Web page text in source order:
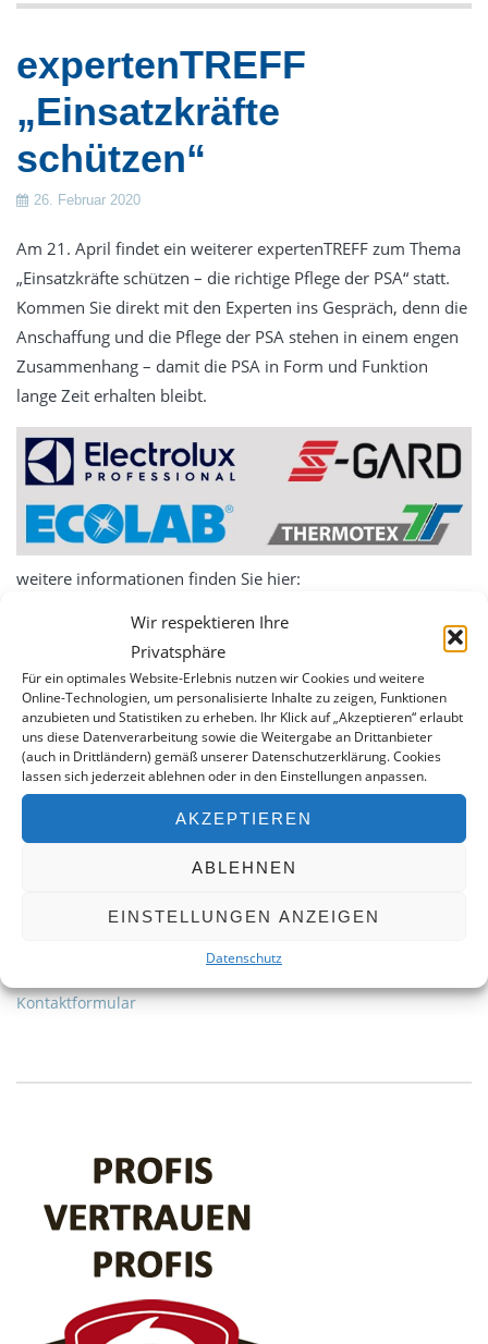
Wir respektieren Ihre
Privatsphäre
Für ein optimales Website-Erlebnis nutzen wir Cookies und weitere
Online-Technologien, um personalisierte Inhalte zu zeigen, Funktionen
anzubieten und Statistiken zu erheben. Ihr Klick auf „Akzeptieren“ erlaubt
uns diese Datenverarbeitung sowie die Weitergabe an Drittanbieter
(auch in Drittländern) gemäß unserer Datenschutzerklärung. Cookies
lassen sich jederzeit ablehnen oder in den Einstellungen anpassen.
AKZEPTIEREN
ABLEHNEN
EINSTELLUNGEN ANZEIGEN
Datenschutz
Verkauf
Frontlade-Waschmaschinen
Trockner
Trockenschränke
Wäschemangeln
Finishgeräte
Zubehör & Wäschereieinrichtung
Dosiertechnik
Wäschekennzeichnung
Luftdesinfektion durch UV-Strahlung
Gebrauchte Wäschereitechnik
Essentia -Wartungsverträge
MBKU
expertenTREFF PSA
expertenTREFF CARE
Grundlehrgang Lagoon Advance Care
Grundlehrgang Wäscherei
Impressum
expertenTREFF
„Einsatzkräfte
schützen“
26. Februar 2020
Am 21. April findet ein weiterer expertenTREFF zum Thema
„Einsatzkräfte schützen – die richtige Pflege der PSA“ statt.
Kommen Sie direkt mit den Experten ins Gespräch, denn die
Anschaffung und die Pflege der PSA stehen in einem engen
Zusammenhang – damit die PSA in Form und Funktion
lange Zeit erhalten bleibt.
weitere informationen finden Sie hier:
WERKSTATTGEPRÜFT – 2. HAND
Eine Auswahl an verfügbaren Gebrauchtgeräten finden Sie
Kontaktformular